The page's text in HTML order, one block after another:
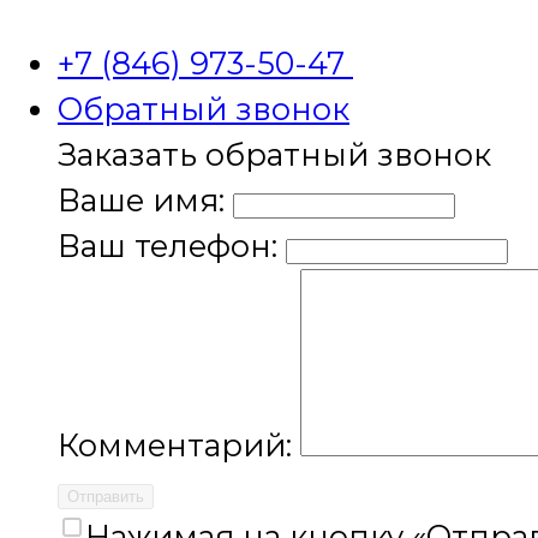
+7 (846) 973-50-47
Обратный звонок
Заказать обратный звонок
Ваше имя:
Ваш телефон:
Комментарий:
Отправить